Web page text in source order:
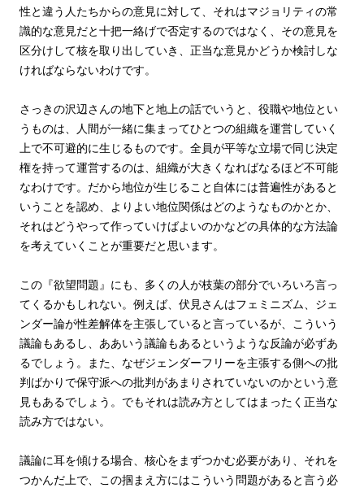
性と違う人たちからの意見に対して、それはマジョリティの常
識的な意見だと十把一絡げで否定するのではなく、その意見を
区分けして核を取り出していき、正当な意見かどうか検討しな
ければならないわけです。
さっきの沢辺さんの地下と地上の話でいうと、役職や地位とい
うものは、人間が一緒に集まってひとつの組織を運営していく
上で不可避的に生じるものです。全員が平等な立場で同じ決定
権を持って運営するのは、組織が大きくなればなるほど不可能
なわけです。だから地位が生じること自体には普遍性があると
いうことを認め、よりよい地位関係はどのようなものかとか、
それはどうやって作っていけばよいのかなどの具体的な方法論
を考えていくことが重要だと思います。
この『欲望問題』にも、多くの人が枝葉の部分でいろいろ言っ
てくるかもしれない。例えば、伏見さんはフェミニズム、ジェ
ンダー論が性差解体を主張していると言っているが、こういう
議論もあるし、ああいう議論もあるというような反論が必ずあ
るでしょう。また、なぜジェンダーフリーを主張する側への批
判ばかりで保守派への批判があまりされていないのかという意
見もあるでしょう。でもそれは読み方としてはまったく正当な
読み方ではない。
議論に耳を傾ける場合、核心をまずつかむ必要があり、それを
つかんだ上で、この掴まえ方にはこういう問題があると言う必